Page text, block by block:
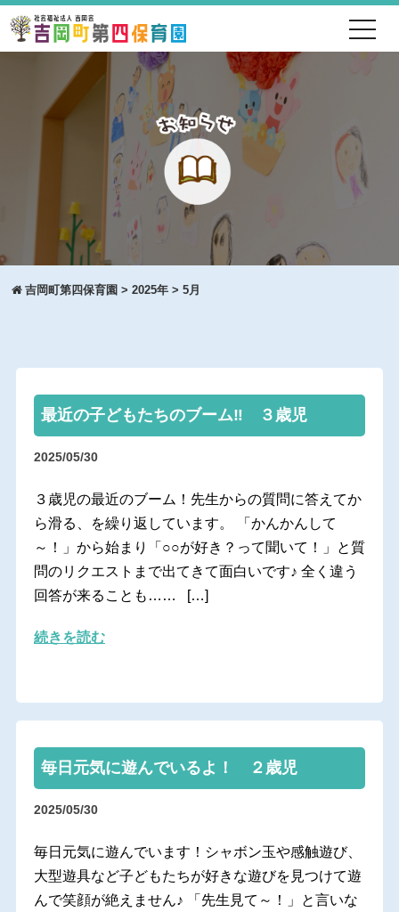
吉岡町第四保育園 > 2025年 > 5月
最近の子どもたちのブーム‼ ３歳児
2025/05/30
３歳児の最近のブーム！先生からの質問に答えてか
ら滑る、を繰り返しています。 「かんかんして
～！」から始まり「○○が好き？って聞いて！」と質
問のリクエストまで出てきて面白いです♪ 全く違う
回答が来ることも…… […]
続きを読む
毎日元気に遊んでいるよ！ ２歳児
2025/05/30
毎日元気に遊んでいます！シャボン玉や感触遊び、
大型遊具など子どもたちが好きな遊びを見つけて遊
んで笑顔が絶えません♪ 「先生見て～！」と言いな